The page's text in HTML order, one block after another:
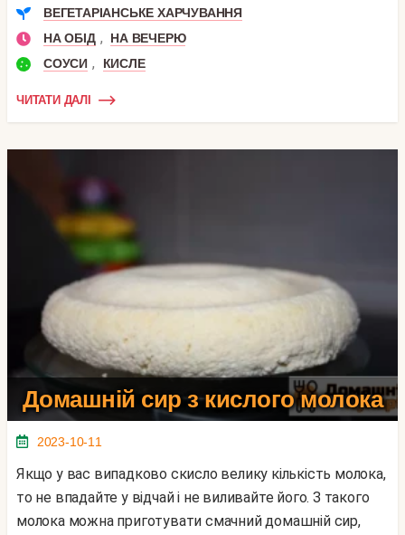
ВЕГЕТАРІАНСЬКЕ ХАРЧУВАННЯ
НА ОБІД ,
НА ВЕЧЕРЮ
СОУСИ , КИСЛЕ
ЧИТАТИ ДАЛІ
Домашній сир з кислого молока
2023-10-11
Якщо у вас випадково скисло велику кількість молока,
то не впадайте у відчай і не виливайте його. З такого
молока можна приготувати смачний домашній сир,